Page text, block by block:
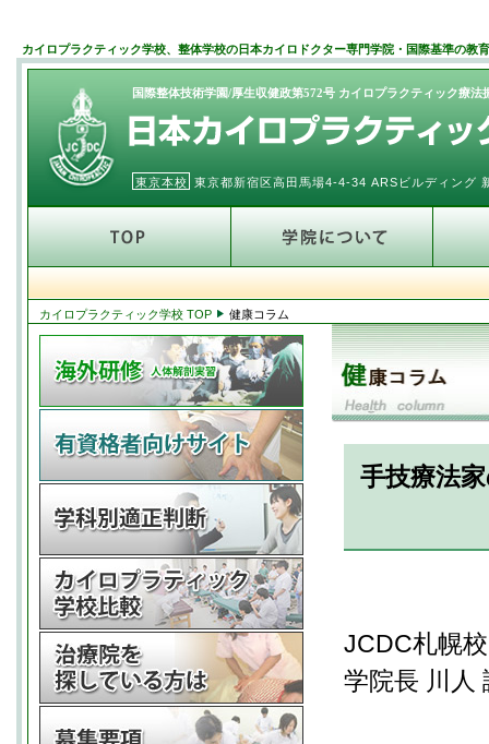
カイロプラクティック学校、整体学校の日本カイロドクター専門学院・国際基準の教
国際整体技術学園/厚生収健政第572号 カイロプラクティック療法
東京本校 東京都新宿区高田馬場4-4-34 ARSビルディング
カイロプラクティック学校 TOP 健康コラム
手技療法
JCDC札幌校
学院長 川人